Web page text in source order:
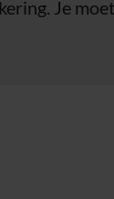
Je